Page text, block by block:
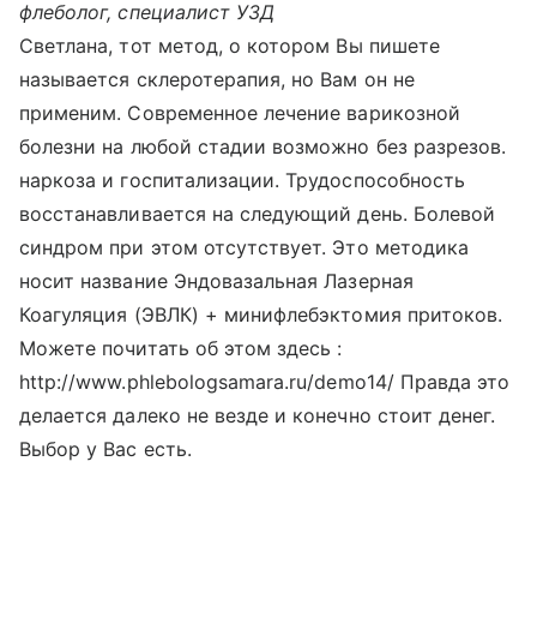
флеболог, специалист УЗД
Светлана, тот метод, о котором Вы пишете
называется склеротерапия, но Вам он не
применим. Современное лечение варикозной
болезни на любой стадии возможно без разрезов.
наркоза и госпитализации. Трудоспособность
восстанавливается на следующий день. Болевой
синдром при этом отсутствует. Это методика
носит название Эндовазальная Лазерная
Коагуляция (ЭВЛК) + минифлебэктомия притоков.
Можете почитать об этом здесь :
http://www.phlebologsamara.ru/demo14/ Правда это
делается далеко не везде и конечно стоит денег.
Выбор у Вас есть.